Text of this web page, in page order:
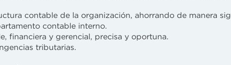
contable de la organización, ahorrando de manera
contable interno.
financiera y gerencial, precisa y oportuna.
tributarias.